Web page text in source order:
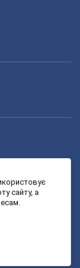
сайту, а